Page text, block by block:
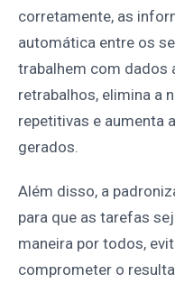
corretamente, as
automática entre os
trabalhem com dados
retrabalhos, elimina a
repetitivas e aumenta
gerados.
Além disso, a
para que as tarefas
maneira por todos,
comprometer o